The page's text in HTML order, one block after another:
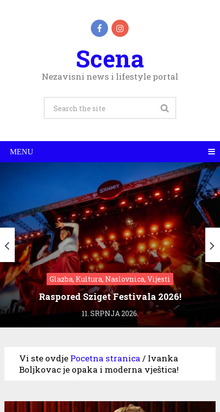
Scena
Nezavisni news i lifestyle portal
MENU
Glazba, Kultura, Naslovnica, Vijesti
Raspored Sziget Festivala 2026!
11. SRPNJA 2026.
Vi ste ovdje Pocetna stranica / Ivanka
Boljkovac je opaka i moderna vještica!